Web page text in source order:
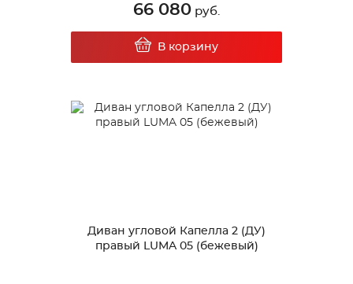
66 080 руб.
В корзину
Диван угловой Капелла 2 (ДУ)
правый LUMA 05 (бежевый)